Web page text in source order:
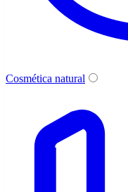
Cosmética natural